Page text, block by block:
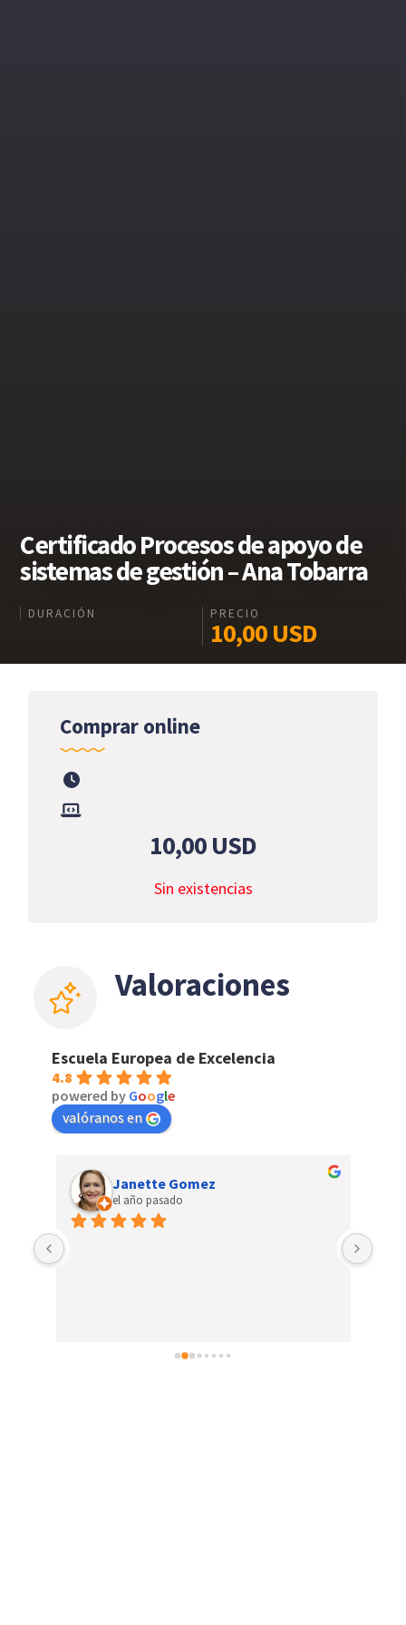
Certificado Procesos de apoyo de
sistemas de gestión – Ana Tobarra
DURACIÓN PRECIO
10,00USD
Comprar online
10,00USD
Sin existencias
Inicio
de sistemas de gestión – Ana Tobarra
Valoraciones
Escuela Europea de Excelencia
4.8
powered by Google
valóranos en
Janette Gomez
el año pasado